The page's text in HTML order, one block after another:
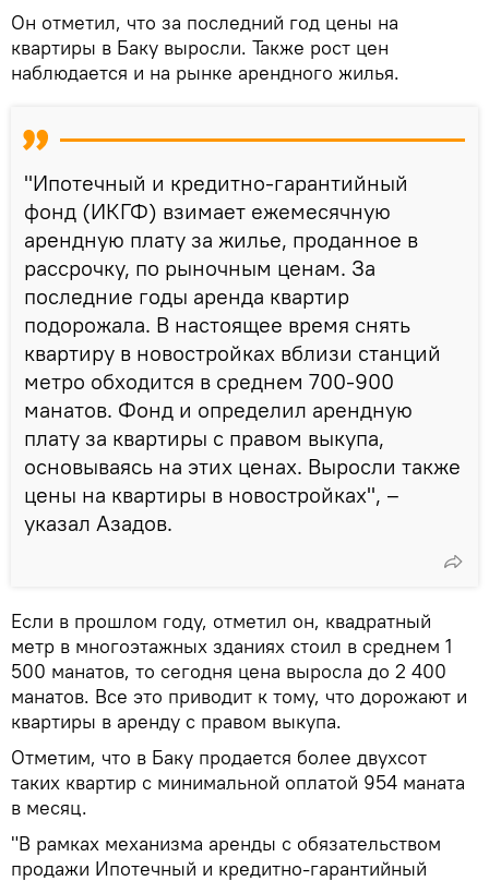
Он отметил, что за последний год цены на
квартиры в Баку выросли. Также рост цен
наблюдается и на рынке арендного жилья.
"Ипотечный и кредитно-гарантийный
фонд (ИКГФ) взимает ежемесячную
арендную плату за жилье, проданное в
рассрочку, по рыночным ценам. За
последние годы аренда квартир
подорожала. В настоящее время снять
квартиру в новостройках вблизи станций
метро обходится в среднем 700-900
манатов. Фонд и определил арендную
плату за квартиры с правом выкупа,
основываясь на этих ценах. Выросли также
цены на квартиры в новостройках", –
указал Азадов.
Если в прошлом году, отметил он, квадратный
метр в многоэтажных зданиях стоил в среднем 1
500 манатов, то сегодня цена выросла до 2 400
манатов. Все это приводит к тому, что дорожают и
квартиры в аренду с правом выкупа.
Отметим, что в Баку продается более двухсот
таких квартир с минимальной оплатой 954 маната
в месяц.
"В рамках механизма аренды с обязательством
продажи Ипотечный и кредитно-гарантийный